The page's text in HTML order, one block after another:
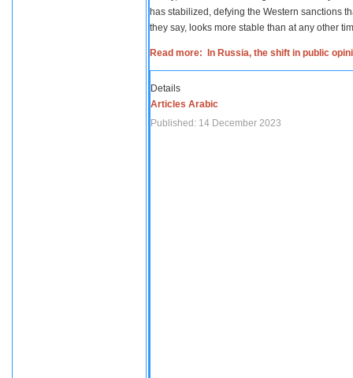
has stabilized, defying the Western sanctions
they say, looks more stable than at any other
Read more: In Russia, the shift in public
Details
Articles Arabic
Published: 14 December 2023